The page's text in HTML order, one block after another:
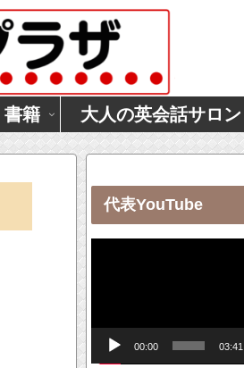
書籍 大人の英会話サロン
代表YouTube
レ
00:00 03:41